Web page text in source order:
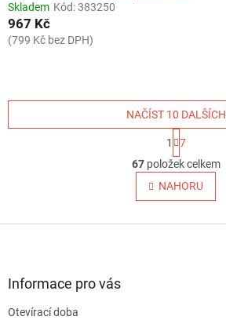
Skladem Kód:383250
967 Kč
(799 Kč bez DPH)
O
v
l
á
NAČÍST 10 DALŠÍCH
t
r
á
n
k
v
1
7
67položek celkem
NAHORU
Informace pro vás
Otevírací doba